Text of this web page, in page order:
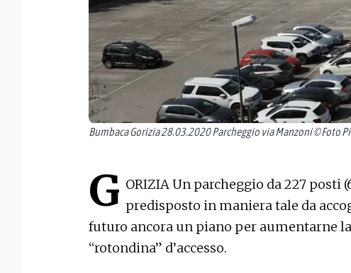
Bumbaca Gorizia 28.03.2020 Parcheggio via Manzoni © Foto
G ORIZIA Un parcheggio da 227 posti
predisposto in maniera tale da
futuro ancora un piano per aumentarne
“rotondina” d’accesso.